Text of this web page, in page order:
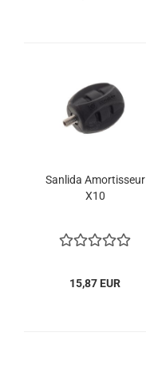
Sanlida Amortisseur
X10
15,87 EUR